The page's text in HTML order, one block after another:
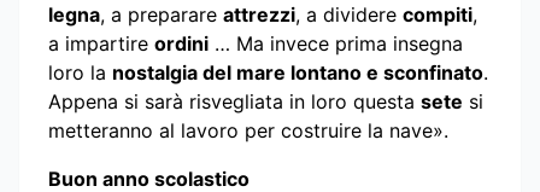
legna, a preparare attrezzi, a dividere compiti,
a impartire ordini … Ma invece prima insegna
loro la nostalgia del mare lontano e sconfinato.
Appena si sarà risvegliata in loro questa sete si
metteranno al lavoro per costruire la nave».
Buon anno scolastico